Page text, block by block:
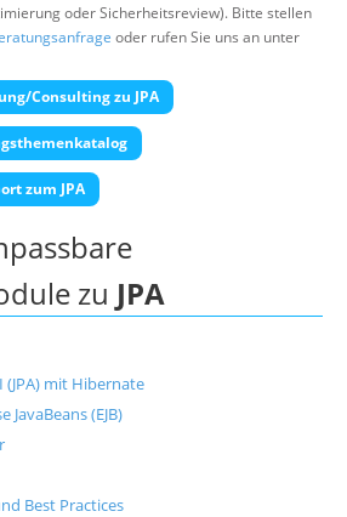
oder Sicherheitsreview). Bitte stellen
oder rufen Sie uns an unter
Consulting zu JPA
zum JPA
zu JPA
(JPA) mit Hibernate
JavaBeans (EJB)
Best Practices